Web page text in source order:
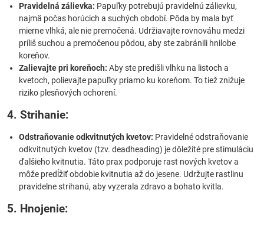
Pravidelná zálievka: Papuľky potrebujú pravidelnú zálievku,
najmä počas horúcich a suchých období. Pôda by mala byť
mierne vlhká, ale nie premočená. Udržiavajte rovnováhu medzi
príliš suchou a premočenou pôdou, aby ste zabránili hnilobe
koreňov.
Zalievajte pri koreňoch: Aby ste predišli vlhku na listoch a
kvetoch, polievajte papuľky priamo ku koreňom. To tiež znižuje
riziko plesňových ochorení.
4. Strihanie:
Odstraňovanie odkvitnutých kvetov: Pravidelné odstraňovanie
odkvitnutých kvetov (tzv. deadheading) je dôležité pre stimuláciu
ďalšieho kvitnutia. Táto prax podporuje rast nových kvetov a
môže predĺžiť obdobie kvitnutia až do jesene. Udržujte rastlinu
pravidelne strihanú, aby vyzerala zdravo a bohato kvitla.
5. Hnojenie: